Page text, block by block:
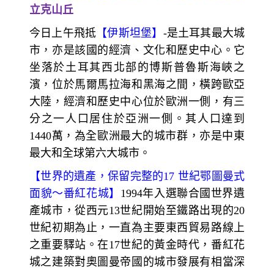
立克山丘
今日上午飛抵 【伊斯坦堡】 -是土耳其最大城
市，亦是該國的經濟、文化和歷史中心。它
坐落於土耳其西北部的博斯普魯斯海峽之
濱，位於馬爾馬拉海和黑海之間，橫跨歐亞
大陸，經濟和歷史中心位於歐洲一側，有三
分之一人口居住於亞洲一側。其人口達到
1440萬，為全歐洲最大的城市群，亦是中東
最大和全球第六大城市。
【世界的遺產，保留完整的17 世紀鄂圖曼式
面貌～番紅花城】 1994年入選聯合國世界遺
產城市，從西元13世紀開始至鐵路出現的20
世紀初期為止，一直為主要東西貿易路線上
之重要驛站。在17世紀的黃金時代，番紅花
城之建築對奧圖曼帝國的城市發展有相當深